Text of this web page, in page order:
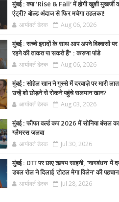
मुंबई : क्या ‘Rise & Fall’ में होगी खुशी मुखर्जी
एंट्री? बोल्ड अंदाज से फिर मचेगा तहलका!
आर्यावर्त डेस्क Aug 06, 2026
मुंबई : सच्चे इरादों के साथ आप अपने विश्वासों
रहने की ताकत पा सकते हैं” : करुणा पांडे
आर्यावर्त डेस्क Aug 06, 2026
मुंबई : सोहेल खान ने गुस्से में दरवाज़े पर मारी
उन्हें शो छोड़ने से रोकने पहुंचे सलमान खान?
आर्यावर्त डेस्क Aug 03, 2026
मुंबई : फीफा वर्ल्ड कप 2026 में सोनिया बंसल का
ग्लैमरस जलवा
आर्यावर्त डेस्क Jul 30, 2026
मुंबई : OTT पर छाए ऋषभ साहनी, 'नागबंधन' में
डबल रोल ने दिलाई 'टोटल मेगा विलेन' की पहचान
आर्यावर्त डेस्क Jul 28, 2026